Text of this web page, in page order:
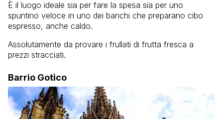
È il luogo ideale sia per fare la spesa sia per uno
spuntino veloce in uno dei banchi che preparano cibo
espresso, anche caldo.
Assolutamente da provare i frullati di frutta fresca a
prezzi stracciati.
Barrio Gotico